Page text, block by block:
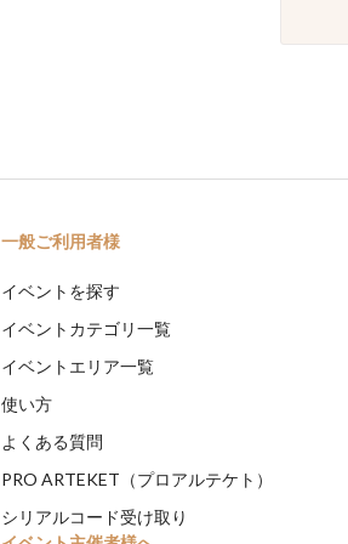
一般ご利用者様
イベントを探す
イベントカテゴリ一覧
イベントエリア一覧
使い方
よくある質問
PRO ARTEKET（プロアルテケト）
シリアルコード受け取り